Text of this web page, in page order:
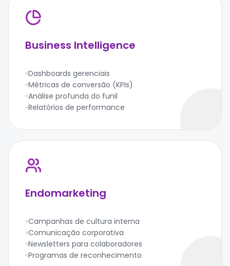
Business Intelligence
Dashboards gerenciais
Métricas de conversão (KPIs)
Análise profunda do funil
Relatórios de performance
Endomarketing
Campanhas de cultura interna
Comunicação corporativa
Newsletters para colaboradores
Programas de reconhecimento